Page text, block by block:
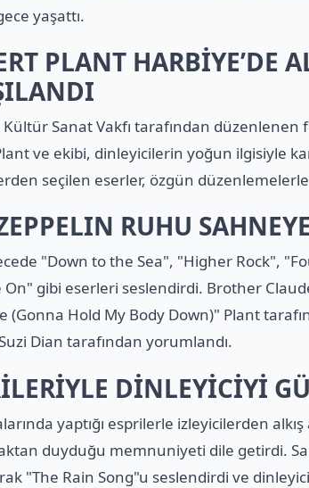
yaşattı.
PLANT HARBİYE’DE
Sanat Vakfı tarafından düzenlenen
ve ekibi, dinleyicilerin yoğun ilgisiyle
seçilen eserler, özgün
RUHU
"Down to the Sea", "Higher Rock",
On" gibi eserleri seslendirdi. Brother
(Gonna Hold My Body Down)" Plant
Dian tarafından yorumlandı.
DİNLEYİCİYİ
yaptığı esprilerle izleyicilerden
duyduğu memnuniyeti dile getirdi.
"The Rain Song"u seslendirdi ve